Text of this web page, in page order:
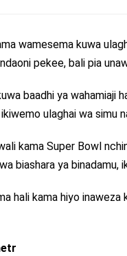
wamesema kuwa
pekee, bali pia
baadhi ya wahamiaji
ulaghai wa simu
kama Super Bowl
biashara ya
hali kama hiyo